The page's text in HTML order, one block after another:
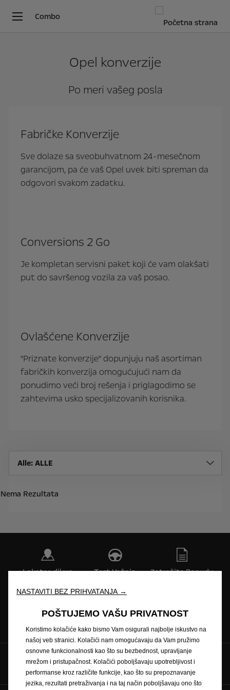
Combo
Opel konverzije
Po meri vašeg posla
Fabričke Konverzije
Sve dolaze sa sveobuhvatnom 24-mesečnom
garancijom, pa će vaš Opel uvek biti spreman da
odgovori svakom zadatku.
Conversions 2 Go
Je kompletan servisni paket koji će vam olakšati
put do savršenog vozila za vaš posao.
Ovlašćene Konverzije
"Priznate konverzije" dopunjuju naš asortiman
fabričkih konverzija omogućujući nam da
ponudimo veći broj rešenja i priglagodimo se
zahtevima usko specijalizovanih korisnika.
Alle: ALLE
Nema Rezultata
Lokator dilera Test Vožnja Zatražite Ponudu
Brošure
Zatražite
servisiranje
Pratite nas preko
NASTAVITI BEZ PRIHVATANJA →
POŠTUJEMO VAŠU PRIVATNOST
Koristimo kolačiće kako bismo Vam osigurali najbolje iskustvo na
našoj veb stranici. Kolačići nam omogućavaju da Vam pružimo
osnovne funkcionalnosti kao što su bezbednost, upravljanje
mrežom i pristupačnost. Kolačići poboljšavaju upotrebljivost i
performanse kroz različite funkcije, kao što su prepoznavanje
jezika, rezultati pretraživanja i na taj način poboljšavaju ono što